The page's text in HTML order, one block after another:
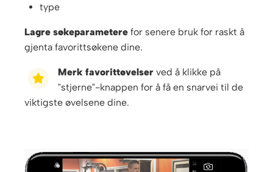
type
Lagre søkeparametere for senere bruk for raskt å
gjenta favorittsøkene dine.
Merk favorittøvelser ved å klikke på
"stjerne"-knappen for å få en snarvei til de
viktigste øvelsene dine.